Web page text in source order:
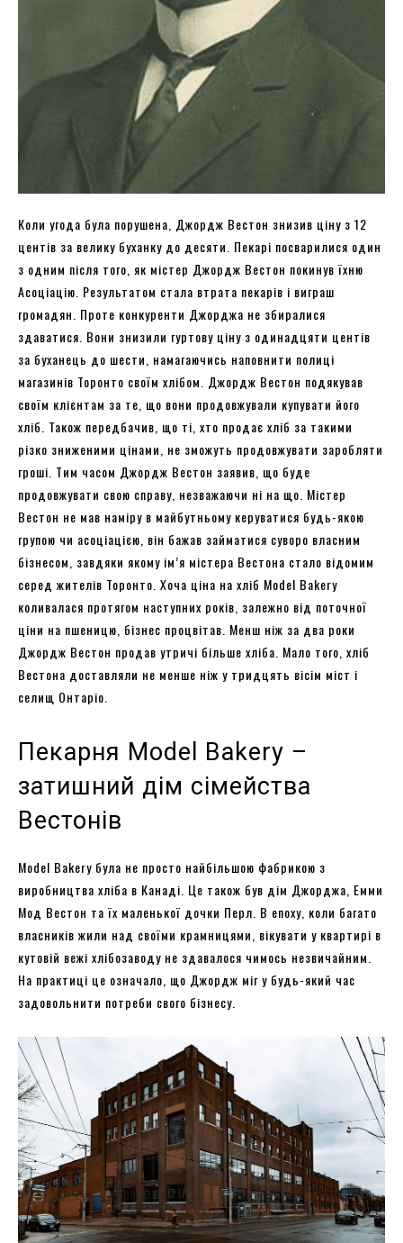
Коли угода була порушена, Джордж Вестон знизив ціну з 12
центів за велику буханку до десяти. Пекарі посварилися один
з одним після того, як містер Джордж Вестон покинув їхню
Асоціацію. Результатом стала втрата пекарів і виграш
громадян. Проте конкуренти Джорджа не збиралися
здаватися. Вони знизили гуртову ціну з одинадцяти центів
за буханець до шести, намагаючись наповнити полиці
магазинів Торонто своїм хлібом. Джордж Вестон подякував
своїм клієнтам за те, що вони продовжували купувати його
хліб. Також передбачив, що ті, хто продає хліб за такими
різко зниженими цінами, не зможуть продовжувати заробляти
гроші. Тим часом Джордж Вестон заявив, що буде
продовжувати свою справу, незважаючи ні на що. Містер
Вестон не мав наміру в майбутньому керуватися будь-якою
групою чи асоціацією, він бажав займатися суворо власним
бізнесом, завдяки якому ім’я містера Вестона стало відомим
серед жителів Торонто. Хоча ціна на хліб Model Bakery
коливалася протягом наступних років, залежно від поточної
ціни на пшеницю, бізнес процвітав. Менш ніж за два роки
Джордж Вестон продав утричі більше хліба. Мало того, хліб
Вестона доставляли не менше ніж у тридцять вісім міст і
селищ Онтаріо.
Пекарня Model Bakery –
затишний дім сімейства
Вестонів
Model Bakery була не просто найбільшою фабрикою з
виробництва хліба в Канаді. Це також був дім Джорджа, Емми
Мод Вестон та їх маленької дочки Перл. В епоху, коли багато
власників жили над своїми крамницями, вікувати у квартирі в
кутовій вежі хлібозаводу не здавалося чимось незвичайним.
На практиці це означало, що Джордж міг у будь-який час
задовольнити потреби свого бізнесу.